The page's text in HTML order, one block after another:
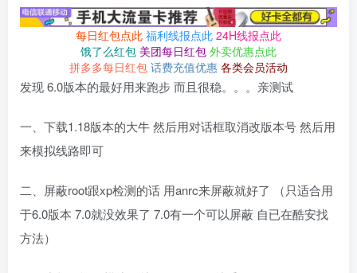
每日红包点此 福利线报点此 24H线报点此
饿了么红包 美团每日红包 外卖优惠点此
拼多多每日红包 话费充值优惠 各类会员活动
发现 6.0版本的最好用来跑步 而且很稳。。。亲测试
一、下载1.18版本的大牛 然后用对话框取消改版本号 然后用
来模拟线路即可
二、屏蔽root跟xp检测的话 用anrc来屏蔽就好了 （只适合用
于6.0版本 7.0就没效果了 7.0有一个可以屏蔽 自已在酷安找
方法）